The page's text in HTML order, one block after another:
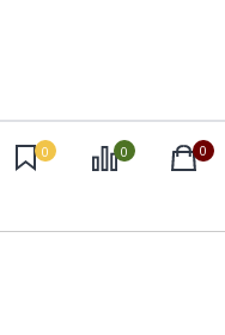
0 0 0